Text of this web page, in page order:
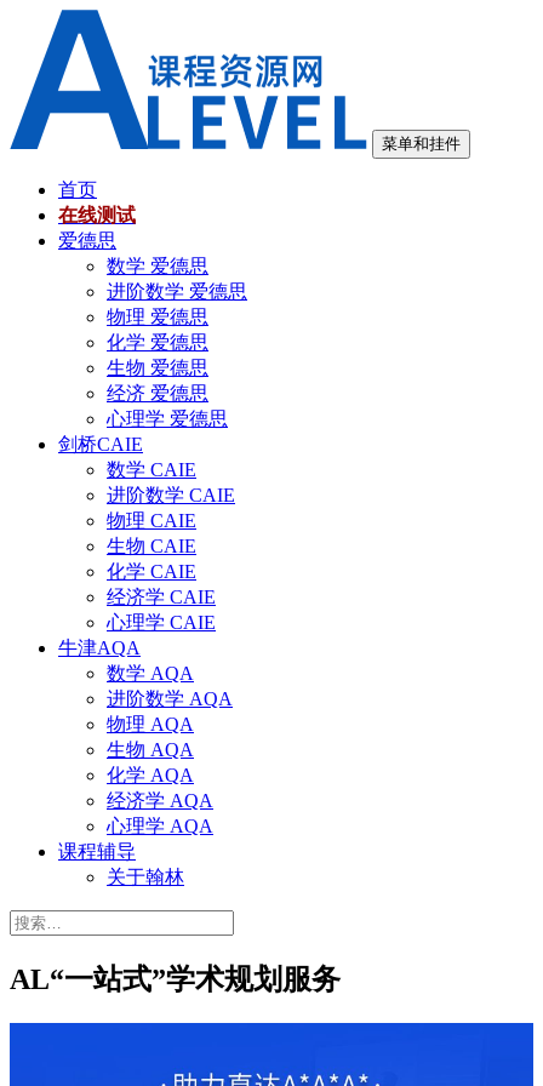
菜单和挂件
首页
在线测试
爱德思
数学 爱德思
进阶数学 爱德思
物理 爱德思
化学 爱德思
生物 爱德思
经济 爱德思
心理学 爱德思
剑桥CAIE
数学 CAIE
进阶数学 CAIE
物理 CAIE
生物 CAIE
化学 CAIE
经济学 CAIE
心理学 CAIE
牛津AQA
数学 AQA
进阶数学 AQA
物理 AQA
生物 AQA
化学 AQA
经济学 AQA
心理学 AQA
课程辅导
关于翰林
搜
AL“一站式”学术规划服务